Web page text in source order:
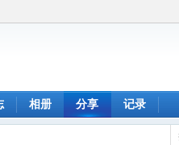
相册 分享 记录